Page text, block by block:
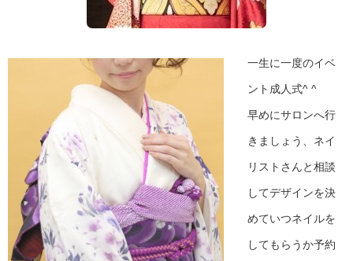
一生に一度のイベ
ント成人式^ ^
早めにサロンへ行
きましょう、ネイ
リストさんと相談
してデザインを決
めていつネイルを
してもらうか予約